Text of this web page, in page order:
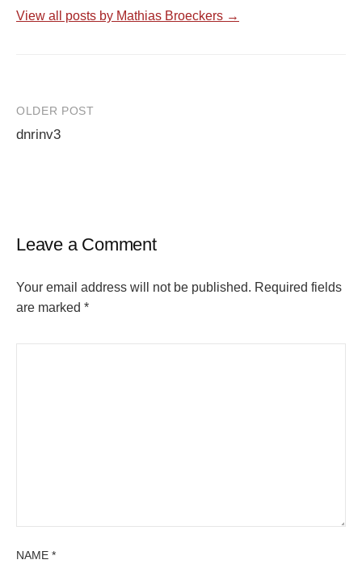
View all posts by Mathias Broeckers →
Post
navigation
OLDER POST
dnrinv3
Leave a Comment
Your email address will not be published. Required fields
are marked *
NAME *